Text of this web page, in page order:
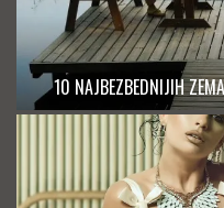
10 NAJBEZBEDNIJIH